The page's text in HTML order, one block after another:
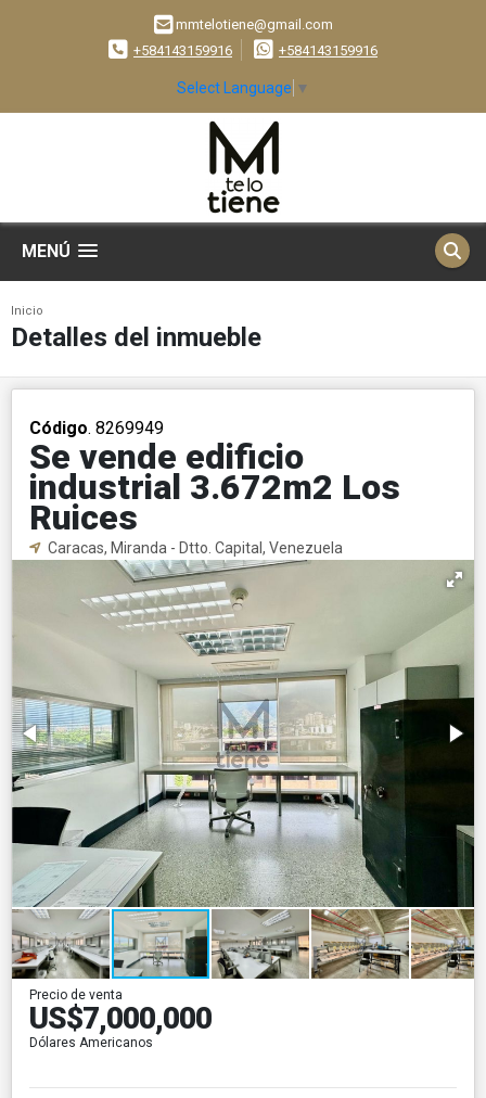
mmtelotiene@gmail.com
+584143159916
+584143159916
Select Language ▼
MENÚ
Inicio
Detalles del inmueble
Código. 8269949
Se vende edificio
industrial 3.672m2 Los
Ruices
Caracas, Miranda - Dtto. Capital, Venezuela
Precio de venta
US$7,000,000
Dólares Americanos